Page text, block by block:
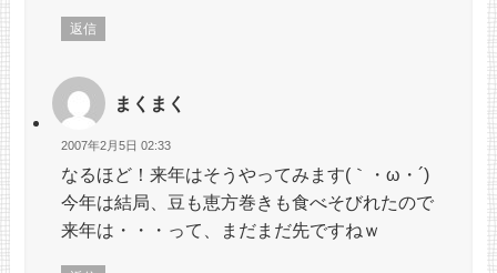
返信
まくまく
2007年2月5日 02:33
なるほど！来年はそうやってみます(｀・ω・´)
今年は結局、豆も恵方巻きも食べそびれたので
来年は・・・って、まだまだ先ですねｗ